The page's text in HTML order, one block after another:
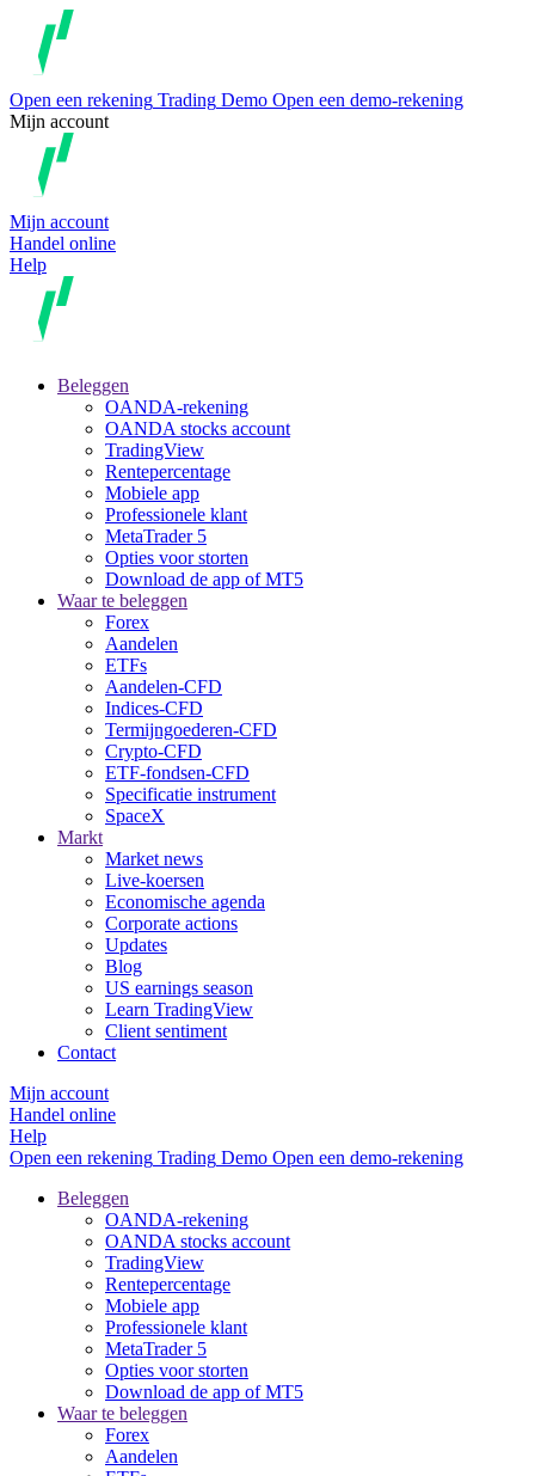
Open een rekening Trading Demo Open een demo-rekening
Mijn account
Mijn account
Handel online
Help
Beleggen
OANDA-rekening
OANDA stocks account
TradingView
Rentepercentage
Mobiele app
Professionele klant
MetaTrader 5
Opties voor storten
Download de app of MT5
Waar te beleggen
Forex
Aandelen
ETFs
Aandelen-CFD
Indices-CFD
Termijngoederen-CFD
Crypto-CFD
ETF-fondsen-CFD
Specificatie instrument
SpaceX
Markt
Market news
Live-koersen
Economische agenda
Corporate actions
Updates
Blog
US earnings season
Learn TradingView
Client sentiment
Contact
Mijn account
Handel online
Help
Open een rekening Trading Demo Open een demo-rekening
Beleggen
OANDA-rekening
OANDA stocks account
TradingView
Rentepercentage
Mobiele app
Professionele klant
MetaTrader 5
Opties voor storten
Download de app of MT5
Waar te beleggen
Forex
Aandelen